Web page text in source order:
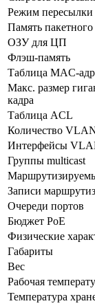
Режим пересылки
Память пакетного
ОЗУ для ЦП
Флэш-память
Таблица MAC-
Макс. размер
кадра
Таблица ACL
Количество
Интерфейсы
Группы multicast
Записи
Очереди портов
Бюджет PoE
Физические
Габариты
Вес
Рабочая
Температура